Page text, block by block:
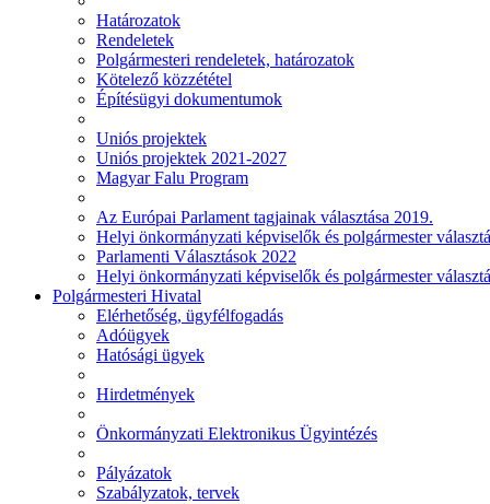
Határozatok
Rendeletek
Polgármesteri rendeletek, határozatok
Kötelező közzététel
Építésügyi dokumentumok
Uniós projektek
Uniós projektek 2021-2027
Magyar Falu Program
Az Európai Parlament tagjainak választása 2019.
Helyi önkormányzati képviselők és polgármester
Parlamenti Választások 2022
Helyi önkormányzati képviselők és polgármester
Polgármesteri Hivatal
Elérhetőség, ügyfélfogadás
Adóügyek
Hatósági ügyek
Hirdetmények
Önkormányzati Elektronikus Ügyintézés
Pályázatok
Szabályzatok, tervek